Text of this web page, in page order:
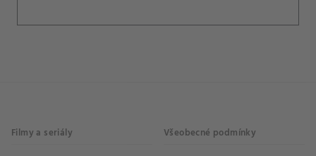
Filmy a seriály Všeobecné podmínky